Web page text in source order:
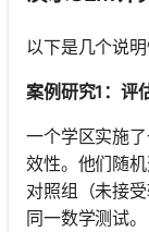
以下是几个说明
案例研究1：评
一个学区实施
效性。他们随
对照组（未接
同一数学测试。